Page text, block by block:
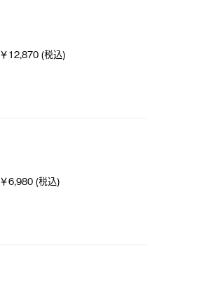
￥12,870 (税込)
￥6,980 (税込)